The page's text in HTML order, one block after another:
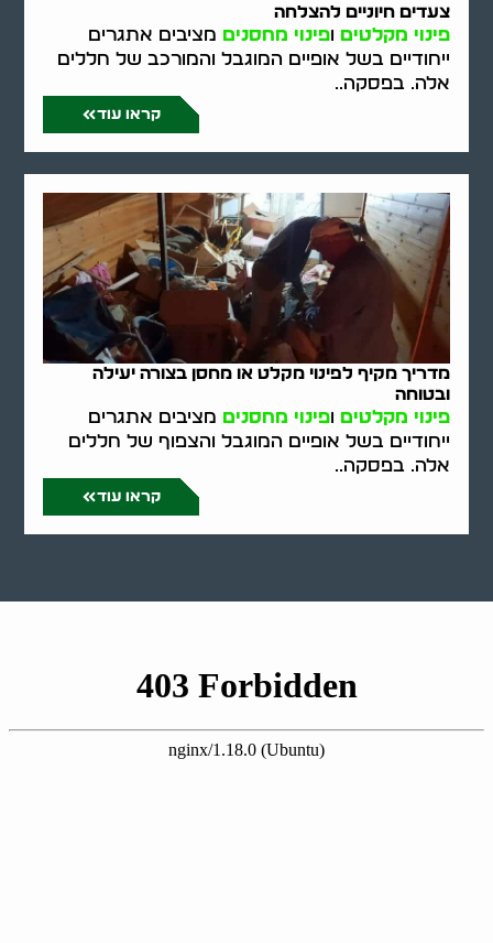
צעדים חיוניים להצלחה
פינוי מקלטים ופינוי מחסנים מציבים אתגרים
ייחודיים בשל אופיים המוגבל והמורכב של חללים
אלה. בפסקה..
קראו עוד
מדריך מקיף לפינוי מקלט או מחסן בצורה יעילה
ובטוחה
פינוי מקלטים ופינוי מחסנים מציבים אתגרים
ייחודיים בשל אופיים המוגבל והצפוף של חללים
אלה. בפסקה..
קראו עוד